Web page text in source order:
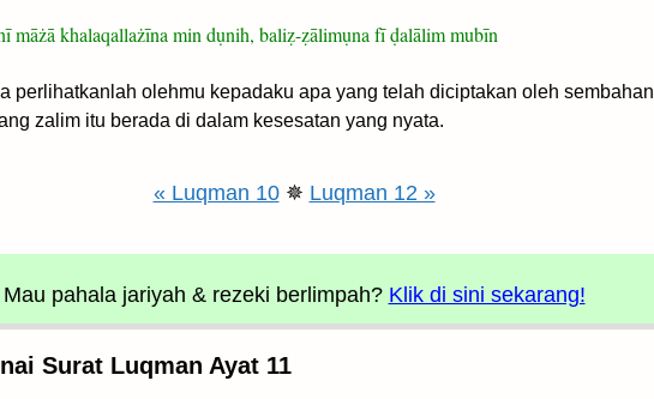
māżā khalaqallażīna min dụnih, baliẓ-ẓālimụna fī ḍalālim mubīn
perlihatkanlah olehmu kepadaku apa yang telah diciptakan oleh
zalim itu berada di dalam kesesatan yang nyata.
« Luqman 10✵ Luqman 12 »
Mau pahala jariyah & rezeki berlimpah? Klik di sini sekarang!
Surat Luqman Ayat 11